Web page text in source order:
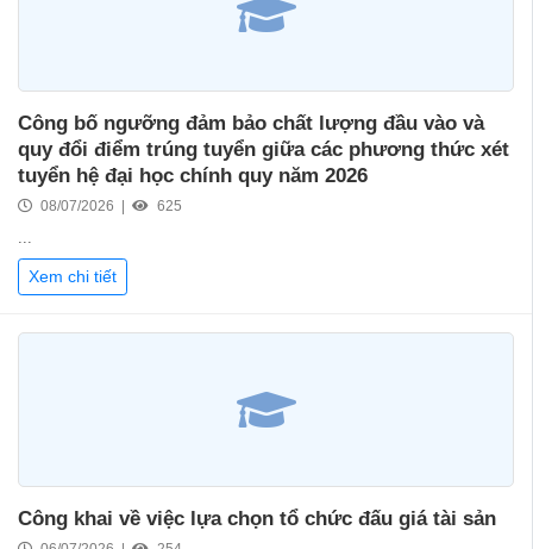
Công bố ngưỡng đảm bảo chất lượng đầu vào và
quy đổi điểm trúng tuyển giữa các phương thức xét
tuyển hệ đại học chính quy năm 2026
08/07/2026 | 625
...
Xem chi tiết
Công khai về việc lựa chọn tổ chức đấu giá tài sản